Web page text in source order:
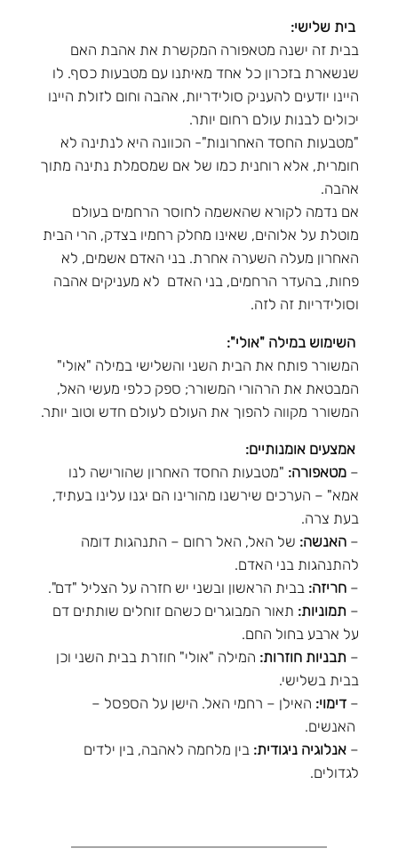
בית שלישי:
בבית זה ישנה מטאפורה המקשרת את אהבת האם
שנשארת בזכרון כל אחד מאיתנו עם מטבעות כסף. לו
היינו יודעים להעניק סולידריות, אהבה וחום לזולת היינו
יכולים לבנות עולם רחום יותר.
"מטבעות החסד האחרונות"- הכוונה היא לנתינה לא
חומרית, אלא רוחנית כמו של אם שמסמלת נתינה מתוך
אהבה.
אם נדמה לקורא שהאשמה לחוסר הרחמים בעולם
מוטלת על אלוהים, שאינו מחלק רחמיו בצדק, הרי הבית
האחרון מעלה השערה אחרת. בני האדם אשמים, לא
פחות, בהעדר הרחמים, בני האדם לא מעניקים אהבה
וסולידריות זה לזה.
השימוש במילה "אולי":
המשורר פותח את הבית השני והשלישי במילה "אולי"
המבטאת את הרהורי המשורר; ספק כלפי מעשי האל,
המשורר מקווה להפוך את העולם לעולם חדש וטוב יותר.
אמצעים אומנותיים:
– מטאפורה: "מטבעות החסד האחרון שהורישה לנו
אמא" – הערכים שירשנו מהורינו הם יגנו עלינו בעתיד,
בעת צרה.
– האנשה: של האל, האל רחום – התנהגות דומה
להתנהגות בני האדם.
– חריזה: בבית הראשון ובשני יש חזרה על הצליל "דם".
– תמוניות: תאור המבוגרים כשהם זוחלים שותתים דם
על ארבע בחול החם.
– תבניות חוזרות: המילה "אולי" חוזרת בבית השני וכן
בבית בשלישי.
–דימוי: האילן – רחמי האל. הישן על הספסל –
האנשים.
– אנלוגיה ניגודית: בין מלחמה לאהבה, בין ילדים
לגדולים.